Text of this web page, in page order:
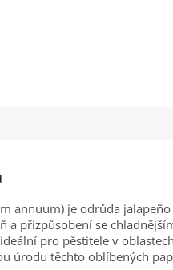
annuum) je odrůda
a přizpůsobení se
pro pěstitele v
úrodu těchto oblíbených